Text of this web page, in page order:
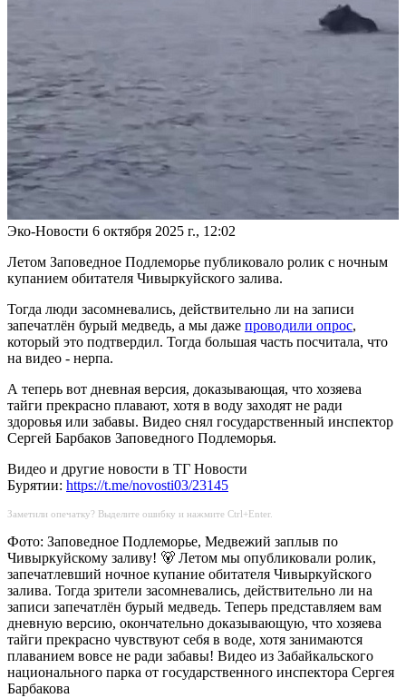
Эко-Новости 6 октября 2025 г., 12:02
Летом Заповедное Подлеморье публиковало ролик с ночным
купанием обитателя Чивыркуйского залива.
Тогда люди засомневались, действительно ли на записи
запечатлён бурый медведь, а мы даже проводили опрос,
который это подтвердил. Тогда большая часть посчитала, что
на видео - нерпа.
А теперь вот дневная версия, доказывающая, что хозяева
тайги прекрасно плавают, хотя в воду заходят не ради
здоровья или забавы. Видео снял государственный инспектор
Сергей Барбаков Заповедного Подлеморья.
Видео и другие новости в ТГ Новости
Бурятии: https://t.me/novosti03/23145
Заметили опечатку? Выделите ошибку и нажмите Ctrl+Enter.
Фото: Заповедное Подлеморье, Медвежий заплыв по
Чивыркуйскому заливу! 🐻 Летом мы опубликовали ролик,
запечатлевший ночное купание обитателя Чивыркуйского
залива. Тогда зрители засомневались, действительно ли на
записи запечатлён бурый медведь. Теперь представляем вам
дневную версию, окончательно доказывающую, что хозяева
тайги прекрасно чувствуют себя в воде, хотя занимаются
плаванием вовсе не ради забавы! Видео из Забайкальского
национального парка от государственного инспектора Сергея
Барбакова